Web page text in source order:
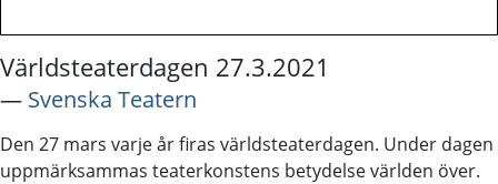
Världsteaterdagen 27.3.2021
― Svenska Teatern
Den 27 mars varje år firas världsteaterdagen. Under dagen
uppmärksammas teaterkonstens betydelse världen över.